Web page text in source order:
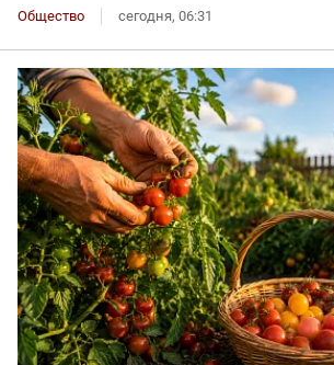
Общество сегодня, 06:31